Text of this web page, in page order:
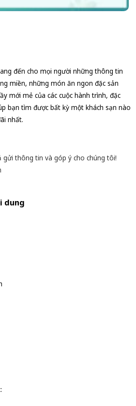
đến cho mọi người những thông tin
miền, những món ăn ngon đặc sản
mới mẻ của các cuộc hành trình, đặc
bạn tìm được bất kỳ một khách sạn nào
nhất.
gửi thông tin và góp ý cho chúng tôi!
dung